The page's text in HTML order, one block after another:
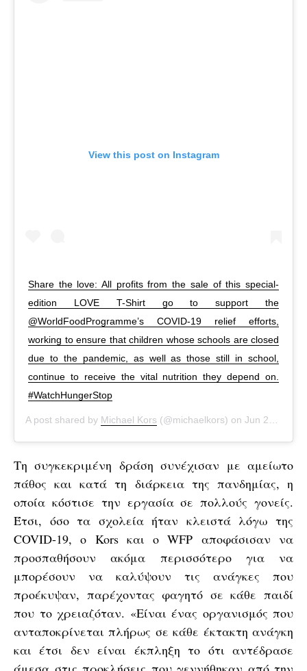
View this post on Instagram
Share the love: All profits from the sale of this special-
edition LOVE T-Shirt go to support the
@WorldFoodProgramme’s COVID-19 relief efforts,
working to ensure that children whose schools are closed
due to the pandemic, as well as those still in school,
continue to receive the vital nutrition they depend on.
#WatchHungerStop
A post shared by Michael Kors (@michaelkors) on Jun 24, 2020 at 10:34am PDT
Τη συγκεκριμένη δράση συνέχισαν με αμείωτο
πάθος και κατά τη διάρκεια της πανδημίας, η
οποία κόστισε την εργασία σε πολλούς γονείς.
Έτσι, όσο τα σχολεία ήταν κλειστά λόγω της
COVID-19, ο Kors και ο WFP αποφάσισαν να
προσπαθήσουν ακόμα περισσότερο για να
μπορέσουν να καλύψουν τις ανάγκες που
προέκυψαν, παρέχοντας φαγητό σε κάθε παιδί
που το χρειαζόταν. «Είναι ένας οργανισμός που
ανταποκρίνεται πλήρως σε κάθε έκτακτη ανάγκη
και έτσι δεν είναι έκπληξη το ότι αντέδρασε